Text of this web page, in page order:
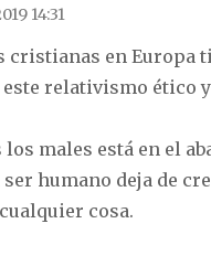
14:31
cristianas en Europa
relativismo ético
males está en el
humano deja de
cosa.